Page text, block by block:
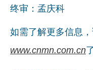
终审：孟庆科
如需了解更多信息
www.cnmn.com.cn